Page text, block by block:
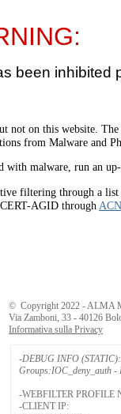
been
not on this website.
from Malware and
malware, run an
filtering through a
AGID through
© Copyright 2022 - ALMA
Via Zamboni, 33 - 40126
Informativa sulla Privacy
-DEBUG INFO (STATIC):
Groups:IOC_deny_auth -
-WEBFILTER PROFILE
-CLIENT IP: